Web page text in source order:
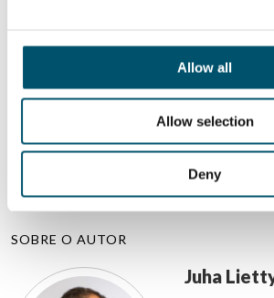
Allow all
Allow selection
Deny
COMPARTILHAR ESTA HISTÓRIA
SOBRE O AUTOR
Juha